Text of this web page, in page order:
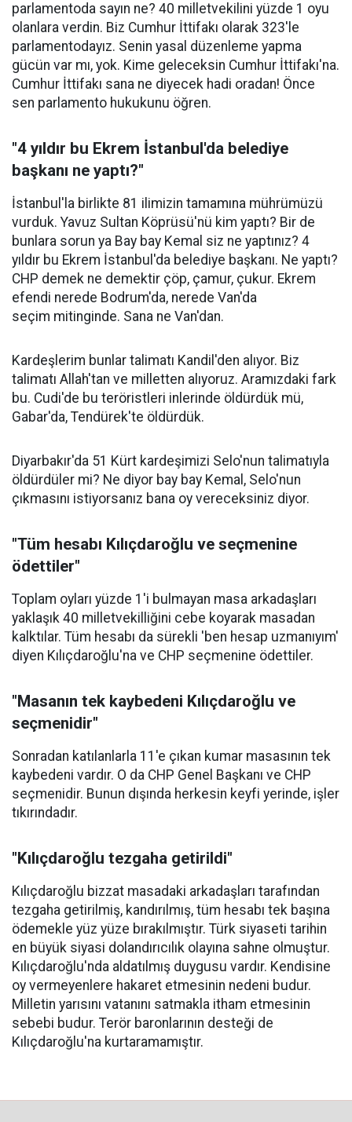
parlamentoda sayın ne? 40 milletvekilini yüzde 1 oyu
olanlara verdin. Biz Cumhur İttifakı olarak 323'le
parlamentodayız. Senin yasal düzenleme yapma
gücün var mı, yok. Kime geleceksin Cumhur İttifakı'na.
Cumhur İttifakı sana ne diyecek hadi oradan! Önce
sen parlamento hukukunu öğren.
"4 yıldır bu Ekrem İstanbul'da belediye
başkanı ne yaptı?"
İstanbul'la birlikte 81 ilimizin tamamına mührümüzü
vurduk. Yavuz Sultan Köprüsü'nü kim yaptı? Bir de
bunlara sorun ya Bay bay Kemal siz ne yaptınız? 4
yıldır bu Ekrem İstanbul'da belediye başkanı. Ne yaptı?
CHP demek ne demektir çöp, çamur, çukur. Ekrem
efendi nerede Bodrum'da, nerede Van'da
seçim mitinginde. Sana ne Van'dan.
Kardeşlerim bunlar talimatı Kandil'den alıyor. Biz
talimatı Allah'tan ve milletten alıyoruz. Aramızdaki fark
bu. Cudi'de bu teröristleri inlerinde öldürdük mü,
Gabar'da, Tendürek'te öldürdük.
Diyarbakır'da 51 Kürt kardeşimizi Selo'nun talimatıyla
öldürdüler mi? Ne diyor bay bay Kemal, Selo'nun
çıkmasını istiyorsanız bana oy vereceksiniz diyor.
"Tüm hesabı Kılıçdaroğlu ve seçmenine
ödettiler"
Toplam oyları yüzde 1'i bulmayan masa arkadaşları
yaklaşık 40 milletvekilliğini cebe koyarak masadan
kalktılar. Tüm hesabı da sürekli 'ben hesap uzmanıyım'
diyen Kılıçdaroğlu'na ve CHP seçmenine ödettiler.
"Masanın tek kaybedeni Kılıçdaroğlu ve
seçmenidir"
Sonradan katılanlarla 11'e çıkan kumar masasının tek
kaybedeni vardır. O da CHP Genel Başkanı ve CHP
seçmenidir. Bunun dışında herkesin keyfi yerinde, işler
tıkırındadır.
"Kılıçdaroğlu tezgaha getirildi"
Kılıçdaroğlu bizzat masadaki arkadaşları tarafından
tezgaha getirilmiş, kandırılmış, tüm hesabı tek başına
ödemekle yüz yüze bırakılmıştır. Türk siyaseti tarihin
en büyük siyasi dolandırıcılık olayına sahne olmuştur.
Kılıçdaroğlu'nda aldatılmış duygusu vardır. Kendisine
oy vermeyenlere hakaret etmesinin nedeni budur.
Milletin yarısını vatanını satmakla itham etmesinin
sebebi budur. Terör baronlarının desteği de
Kılıçdaroğlu'na kurtaramamıştır.